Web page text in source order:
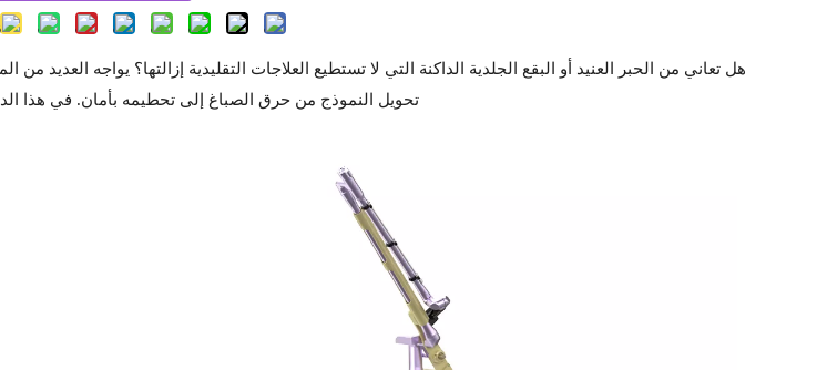
هل تعاني من الحبر العنيد أو البقع الجلدية الداكنة التي لا تستطيع العلاجات التقليدية إزالتها؟ يواجه
تحويل النموذج من حرق الصباغ إلى تحطيمه بأمان. في هذا